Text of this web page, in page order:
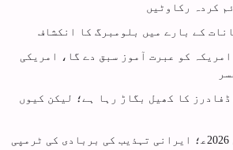
کردہ رکاوٹیں
کے بارے میں بلومبرگ کا انکشاف
کو عبرت آموز سبق دے گا، امریکی
کا کھیل بگاڑ رہا ہے؛ لیکن کیوں
حصۂ اول | 7 اپریل 2026ع‍؛ ایرانی تہذیب کی بربادی کی ٹرمپی